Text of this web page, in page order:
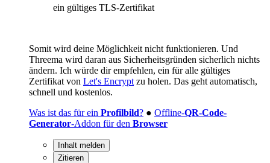
ein gültiges TLS-Zertifikat
Somit wird deine Möglichkeit nicht funktionieren. Und
Threema wird daran aus Sicherheitsgründen sicherlich nichts
ändern. Ich würde dir empfehlen, ein für alle gültiges
Zertifikat von Let's Encrypt zu holen. Das geht automatisch,
schnell und kostenlos.
Was ist das für ein Profilbild? ● Offline-QR-Code-
Generator-Addon für den Browser
Inhalt melden
Zitieren